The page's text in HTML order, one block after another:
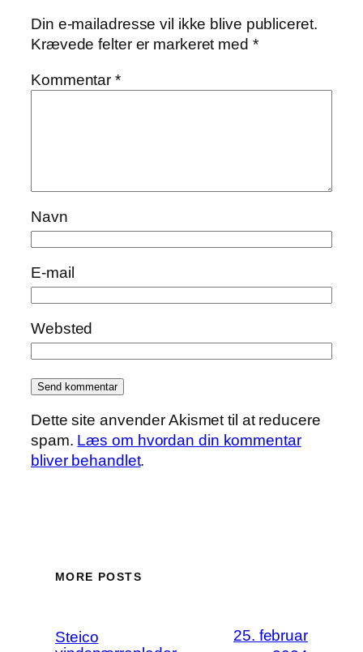
Din e-mailadresse vil ikke blive publiceret.
Krævede felter er markeret med *
Kommentar*
Navn
E-mail
Websted
Dette site anvender Akismet til at reducere
spam. Læs om hvordan din kommentar
bliver behandlet.
MORE POSTS
Steico
25. februar